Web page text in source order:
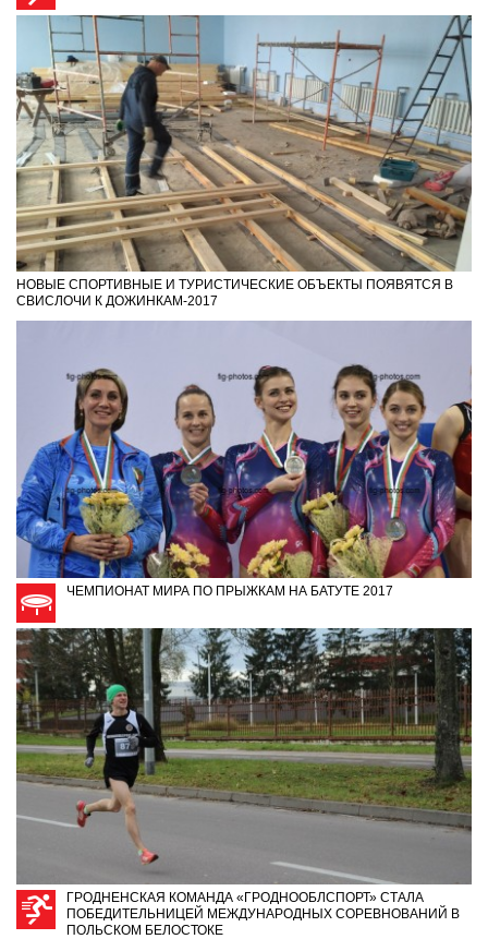
НОВЫЕ СПОРТИВНЫЕ И ТУРИСТИЧЕСКИЕ ОБЪЕКТЫ ПОЯВЯТСЯ В
СВИСЛОЧИ К ДОЖИНКАМ-2017
ЧЕМПИОНАТ МИРА ПО ПРЫЖКАМ НА БАТУТЕ 2017
ГРОДНЕНСКАЯ КОМАНДА «ГРОДНООБЛСПОРТ» СТАЛА
ПОБЕДИТЕЛЬНИЦЕЙ МЕЖДУНАРОДНЫХ СОРЕВНОВАНИЙ В
ПОЛЬСКОМ БЕЛОСТОКЕ